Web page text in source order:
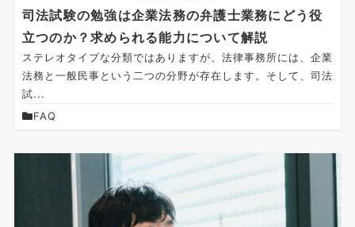
司法試験の勉強は企業法務の弁護士業務にどう役
立つのか？求められる能力について解説
ステレオタイプな分類ではありますが、法律事務所には、企業
法務と一般民事という二つの分野が存在します。そして、司法
試...
FAQ